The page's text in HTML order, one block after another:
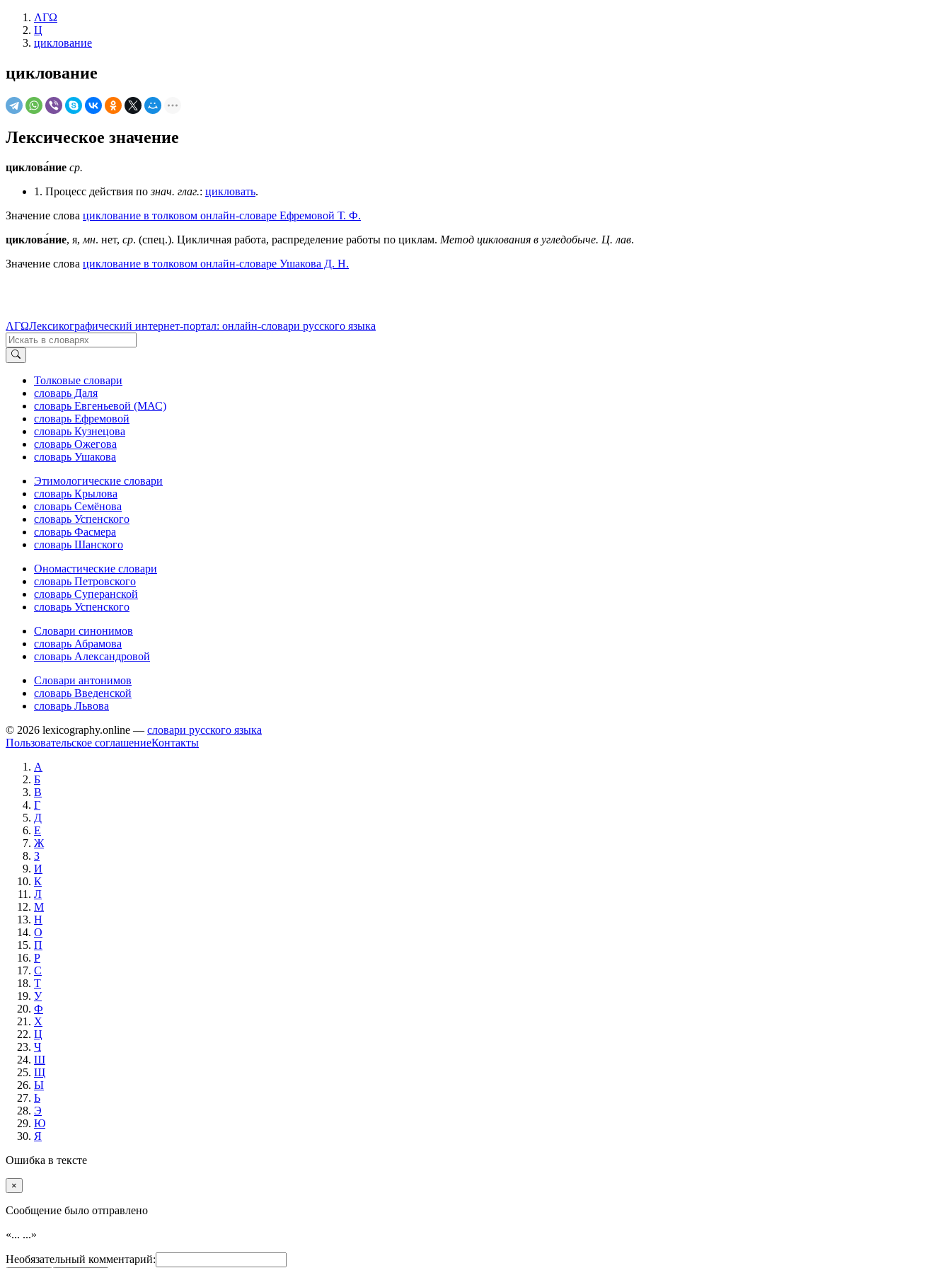
ΛΓΩ
Ц
циклование
циклование
Лексическое значение
циклова́ние ср.
1. Процесс действия познач. глаг.: цикловать.
Значение слова циклование в толковом онлайн-словаре Ефремовой Т. Ф.
циклова́ние, я, мн. нет, ср. (спец.). Цикличная работа, распределение работы по циклам. Метод циклования в угледобыче. Ц. лав.
Значение слова циклование в толковом онлайн-словаре Ушакова Д. Н.
ΛΓΩЛексикографический интернет-портал: онлайн-словари русского языка
Толковые словари
словарь Даля
словарь Евгеньевой (МАС)
словарь Ефремовой
словарь Кузнецова
словарь Ожегова
словарь Ушакова
Этимологические словари
словарь Крылова
словарь Семёнова
словарь Успенского
словарь Фасмера
словарь Шанского
Ономастические словари
словарь Петровского
словарь Суперанской
словарь Успенского
Словари синонимов
словарь Абрамова
словарь Александровой
Словари антонимов
словарь Введенской
словарь Львова
© 2026 lexicography.online — словари русского языка
Пользовательское соглашениеКонтакты
А
Б
В
Г
Д
Е
Ж
З
И
К
Л
М
Н
О
П
Р
С
Т
У
Ф
Х
Ц
Ч
Ш
Щ
Ы
Ь
Э
Ю
Я
Ошибка в тексте
×
Cообщение было отправлено
«... ...»
Необязательный комментарий: